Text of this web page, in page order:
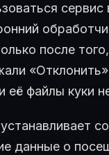
сервис
после
файлы куки
данные о